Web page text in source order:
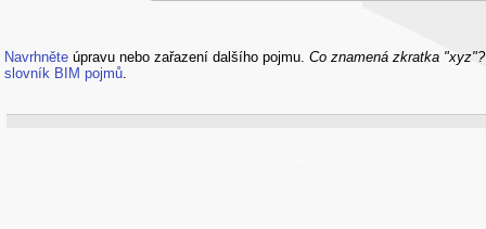
Navrhněte úpravu nebo zařazení dalšího pojmu. Co znamená zkratka
slovník BIM pojmů